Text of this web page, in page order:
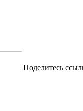
Поделитесь